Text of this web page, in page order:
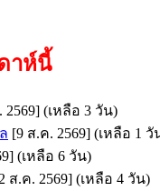
าห์นี้
2569] (เหลือ 3 วัน)
[9 ส.ค. 2569] (เหลือ 1 วั
(เหลือ 6 วัน)
ส.ค. 2569] (เหลือ 4 วัน)